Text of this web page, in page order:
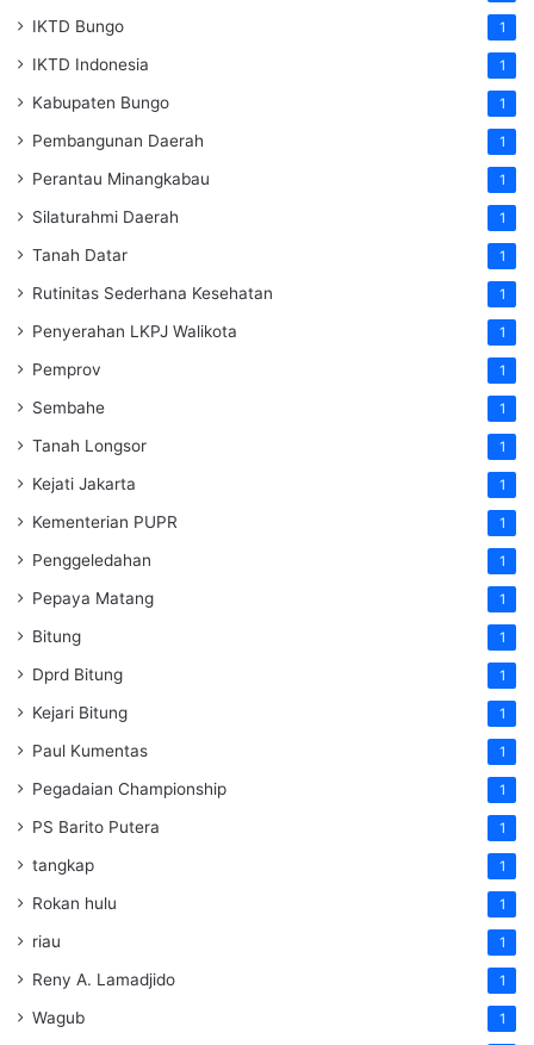
IKTD Bungo 1
IKTD Indonesia 1
Kabupaten Bungo 1
Pembangunan Daerah 1
Perantau Minangkabau 1
Silaturahmi Daerah 1
Tanah Datar 1
Rutinitas Sederhana Kesehatan 1
Penyerahan LKPJ Walikota 1
Pemprov 1
Sembahe 1
Tanah Longsor 1
Kejati Jakarta 1
Kementerian PUPR 1
Penggeledahan 1
Pepaya Matang 1
Bitung 1
Dprd Bitung 1
Kejari Bitung 1
Paul Kumentas 1
Pegadaian Championship 1
PS Barito Putera 1
tangkap 1
Rokan hulu 1
riau 1
Reny A. Lamadjido 1
Wagub 1